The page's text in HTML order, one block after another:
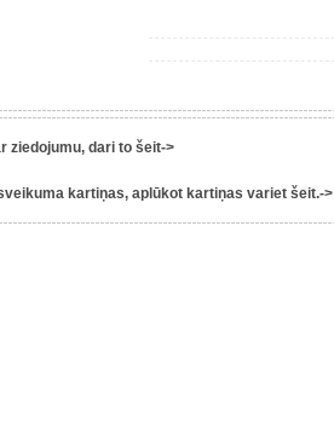
ziedojumu, dari to šeit->
kartiņas, aplūkot kartiņas variet šeit.->